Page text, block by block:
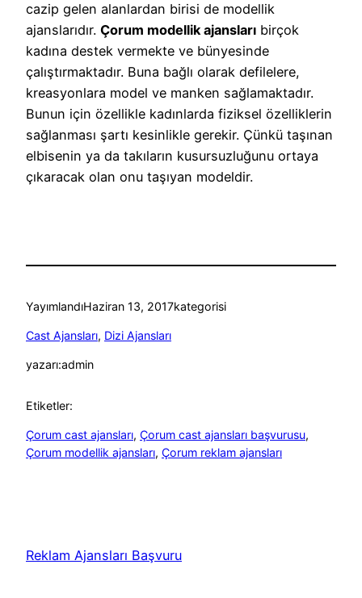
cazip gelen alanlardan birisi de modellik
ajanslarıdır. Çorum modellik ajansları birçok
kadına destek vermekte ve bünyesinde
çalıştırmaktadır. Buna bağlı olarak defilelere,
kreasyonlara model ve manken sağlamaktadır.
Bunun için özellikle kadınlarda fiziksel özelliklerin
sağlanması şartı kesinlikle gerekir. Çünkü taşınan
elbisenin ya da takıların kusursuzluğunu ortaya
çıkaracak olan onu taşıyan modeldir.
YayımlandıHaziran 13, 2017kategorisi
Cast Ajansları, Dizi Ajansları
yazarı:admin
Etiketler:
Çorum cast ajansları, Çorum cast ajansları başvurusu
Çorum modellik ajansları, Çorum reklam ajansları
Reklam Ajansları Başvuru